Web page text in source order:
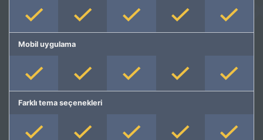
Mobil uygulama
Farklı tema seçenekleri